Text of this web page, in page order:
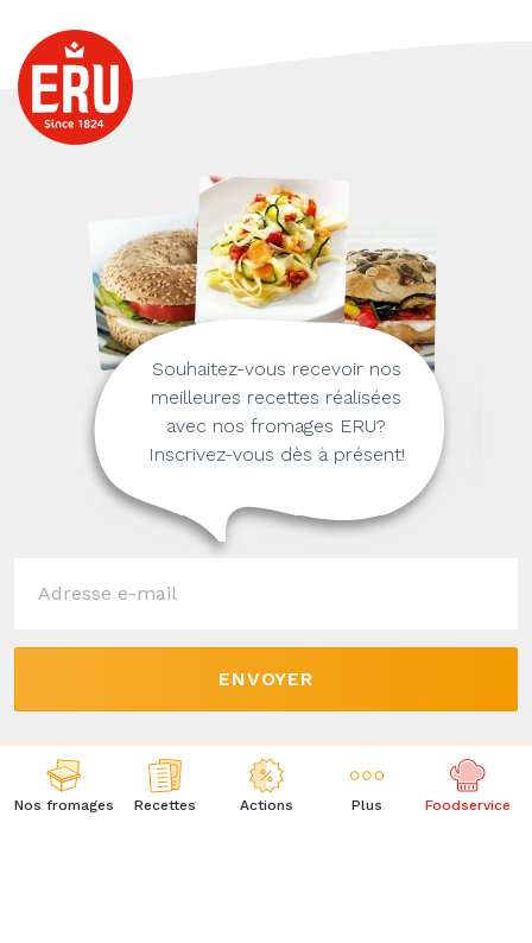
Nos fromages Recettes Actions Plus Foodservice
QUESTIONS FRÉQUENTES
CONTACT
Souhaitez-vous recevoir nos
meilleures recettes réalisées
avec nos fromages ERU?
Inscrivez-vous dès à présent!
ENVOYER